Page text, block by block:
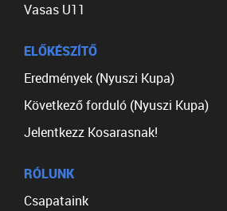
Vasas U11
ELŐKÉSZÍTŐ
Eredmények (Nyuszi Kupa)
Következő forduló (Nyuszi Kupa)
Jelentkezz Kosarasnak!
RÓLUNK
Csapataink